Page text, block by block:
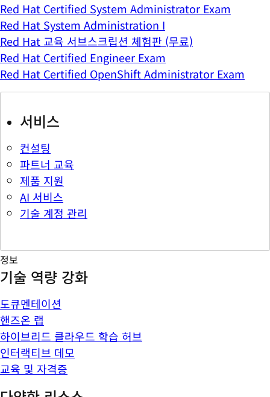
Red Hat Certified System Administrator Exam
Red Hat System Administration I
Red Hat 교육 서브스크립션 체험판 (무료)
Red Hat Certified Engineer Exam
Red Hat Certified OpenShift Administrator Exam
서비스
컨설팅
파트너 교육
제품 지원
AI 서비스
기술 계정 관리
정보
기술 역량 강화
도큐멘테이션
핸즈온 랩
하이브리드 클라우드 학습 허브
인터랙티브 데모
교육 및 자격증